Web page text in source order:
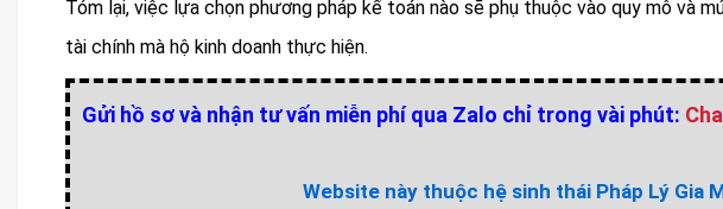
Tóm lại, việc lựa chọn phương pháp kế toán nào sẽ phụ thuộc vào quy mô và
tài chính mà hộ kinh doanh thực hiện.
Gửi hồ sơ và nhận tư vấn miễn phí qua Zalo chỉ trong vài phút:
Website này thuộc hệ sinh thái Pháp Lý Gia